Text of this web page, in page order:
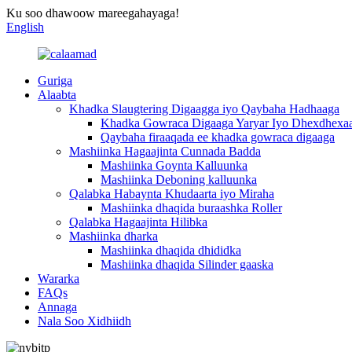
Ku soo dhawoow mareegahayaga!
English
Guriga
Alaabta
Khadka Slaugtering Digaagga iyo Qaybaha Hadhaaga
Khadka Gowraca Digaaga Yaryar Iyo
Qaybaha firaaqada ee khadka gowraca digaaga
Mashiinka Hagaajinta Cunnada Badda
Mashiinka Goynta Kalluunka
Mashiinka Deboning kalluunka
Qalabka Habaynta Khudaarta iyo Miraha
Mashiinka dhaqida buraashka Roller
Qalabka Hagaajinta Hilibka
Mashiinka dharka
Mashiinka dhaqida dhididka
Mashiinka dhaqida Silinder gaaska
Wararka
FAQs
Annaga
Nala Soo Xidhiidh